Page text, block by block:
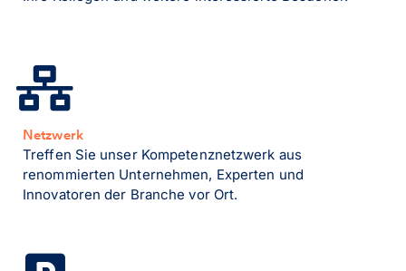
Netzwerk
Treffen Sie unser Kompetenznetzwerk aus
renommierten Unternehmen, Experten und
Innovatoren der Branche vor Ort.